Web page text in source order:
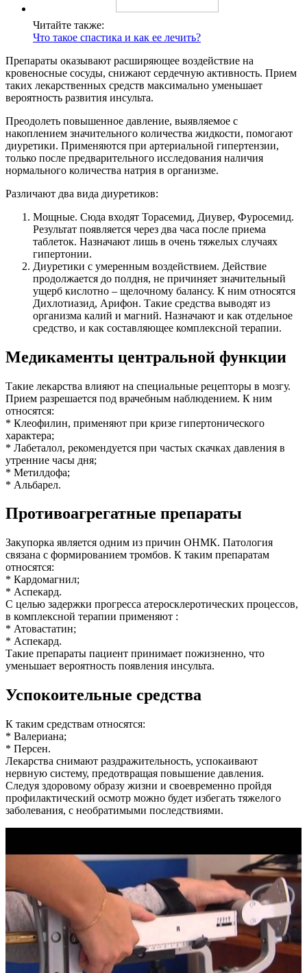
Читайте также:
Что такое спастика и как ее лечить?
Препараты оказывают расширяющее воздействие на
кровеносные сосуды, снижают сердечную активность. Прием
таких лекарственных средств максимально уменьшает
вероятность развития инсульта.
Преодолеть повышенное давление, выявляемое с
накоплением значительного количества жидкости, помогают
диуретики. Применяются при артериальной гипертензии,
только после предварительного исследования наличия
нормального количества натрия в организме.
Различают два вида диуретиков:
Мощные. Сюда входят Торасемид, Диувер, Фуросемид.
Результат появляется через два часа после приема
таблеток. Назначают лишь в очень тяжелых случаях
гипертонии.
Диуретики с умеренным воздействием. Действие
продолжается до полдня, не причиняет значительный
ущерб кислотно – щелочному балансу. К ним относятся
Дихлотиазид, Арифон. Такие средства выводят из
организма калий и магний. Назначают и как отдельное
средство, и как составляющее комплексной терапии.
Медикаменты центральной функции
Такие лекарства влияют на специальные рецепторы в мозгу.
Прием разрешается под врачебным наблюдением. К ним
относятся:
* Клеофилин, применяют при кризе гипертонического
характера;
* Лабеталол, рекомендуется при частых скачках давления в
утренние часы дня;
* Метилдофа;
* Альбарел.
Противоагрегатные препараты
Закупорка является одним из причин ОНМК. Патология
связана с формированием тромбов. К таким препаратам
относятся:
* Кардомагнил;
* Аспекард.
С целью задержки прогресса атеросклеротических процессов,
в комплексной терапии применяют :
* Атовастатин;
* Аспекард.
Такие препараты пациент принимает пожизненно, что
уменьшает вероятность появления инсульта.
Успокоительные средства
К таким средствам относятся:
* Валериана;
* Персен.
Лекарства снимают раздражительность, успокаивают
нервную систему, предотвращая повышение давления.
Следуя здоровому образу жизни и своевременно пройдя
профилактический осмотр можно будет избегать тяжелого
заболевания, с необратимыми последствиями.